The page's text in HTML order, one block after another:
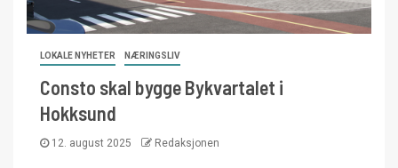
LOKALE NYHETER NÆRINGSLIV
Consto skal bygge Bykvartalet i
Hokksund
12. august 2025 Redaksjonen